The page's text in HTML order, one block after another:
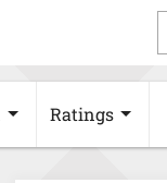
Ratings